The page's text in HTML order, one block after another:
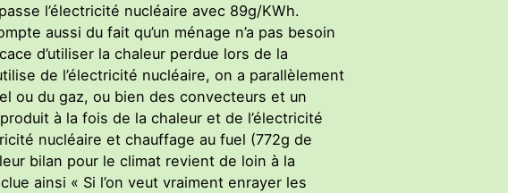
l’électricité nucléaire avec 89g/KWh.
aussi du fait qu’un ménage n’a pas besoin
d’utiliser la chaleur perdue lors de la
de l’électricité nucléaire, on a parallèlement
ou du gaz, ou bien des convecteurs et un
à la fois de la chaleur et de l’électricité
nucléaire et chauffage au fuel (772g de
bilan pour le climat revient de loin à la
ainsi « Si l’on veut vraiment enrayer les